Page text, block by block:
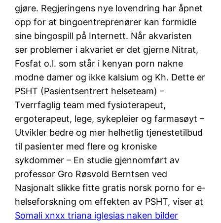
gjøre. Regjeringens nye lovendring har åpnet
opp for at bingoentreprenører kan formidle
sine bingospill på Internett. Når akvaristen
ser problemer i akvariet er det gjerne Nitrat,
Fosfat o.l. som står i kenyan porn nakne
modne damer og ikke kalsium og Kh. Dette er
PSHT (Pasientsentrert helseteam) –
Tverrfaglig team med fysioterapeut,
ergoterapeut, lege, sykepleier og farmasøyt –
Utvikler bedre og mer helhetlig tjenestetilbud
til pasienter med flere og kroniske
sykdommer – En studie gjennomført av
professor Gro Røsvold Berntsen ved
Nasjonalt slikke fitte gratis norsk porno for e-
helseforskning om effekten av PSHT, viser at
Somali xnxx triana iglesias naken bilder